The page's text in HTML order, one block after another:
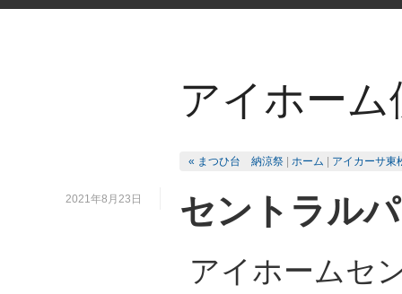
アイホー
« まつひ台 納涼祭 ホーム アイカーサ
2021年8月23日 セントラル
アイホームセ